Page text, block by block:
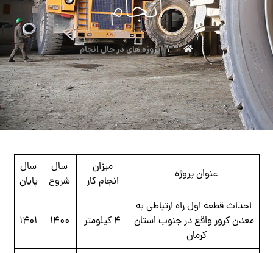
انجام
پروژه های در حال انجام
عنوان پروژه
ميزان
انجام كار
سال
شروع
سال
پايان
احداث قطعه اول راه ارتباطی به
معدن کرور واقع در جنوب استان
کرمان
۴ کیلومتر ۱۴۰۰ ۱۴۰۱